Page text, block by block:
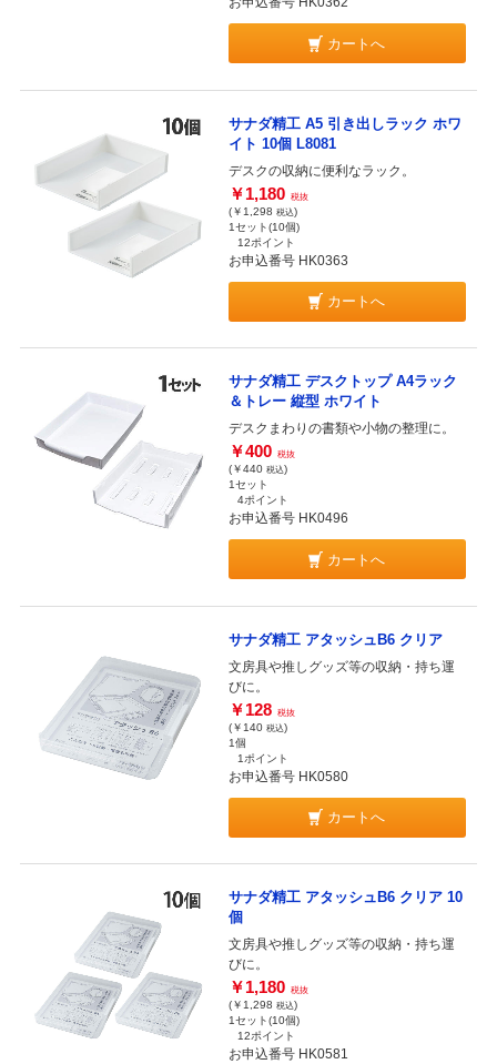
カートへ
サナダ精工 A5 引き出しラック ホワ
イト 10個 L8081
デスクの収納に便利なラック。
￥1,180 税抜
(￥1,298 税込)
1セット(10個)
12ポイント
お申込番号 HK0363
カートへ
サナダ精工 デスクトップ A4ラック
＆トレー 縦型 ホワイト
デスクまわりの書類や小物の整理に。
￥400 税抜
(￥440 税込)
1セット
4ポイント
お申込番号 HK0496
カートへ
サナダ精工 アタッシュB6 クリア
文房具や推しグッズ等の収納・持ち運
びに。
￥128 税抜
(￥140 税込)
1個
1ポイント
お申込番号 HK0580
カートへ
サナダ精工 アタッシュB6 クリア 10
個
文房具や推しグッズ等の収納・持ち運
びに。
￥1,180 税抜
(￥1,298 税込)
1セット(10個)
12ポイント
お申込番号 HK0581